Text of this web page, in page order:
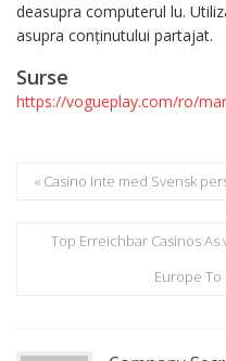
deasupra computerul lu.
asupra conținutului partajat.
Surse
https://vogueplay.com/ro/
« Casino Inte med Svensk
Top Erreichbar Casinos
Europe To